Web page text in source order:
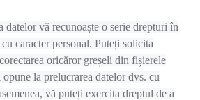
vă recunoaște o serie drepturi în
caracter personal. Puteți solicita
oricăror greșeli din fișierele
la prelucrarea datelor dvs. cu
vă puteți exercita dreptul de a